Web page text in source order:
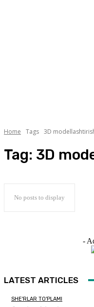
Home Tags 3D
Tag: 3D
No posts to display
-
LATEST ARTICLES
SHE'RLAR TO'PLAMI